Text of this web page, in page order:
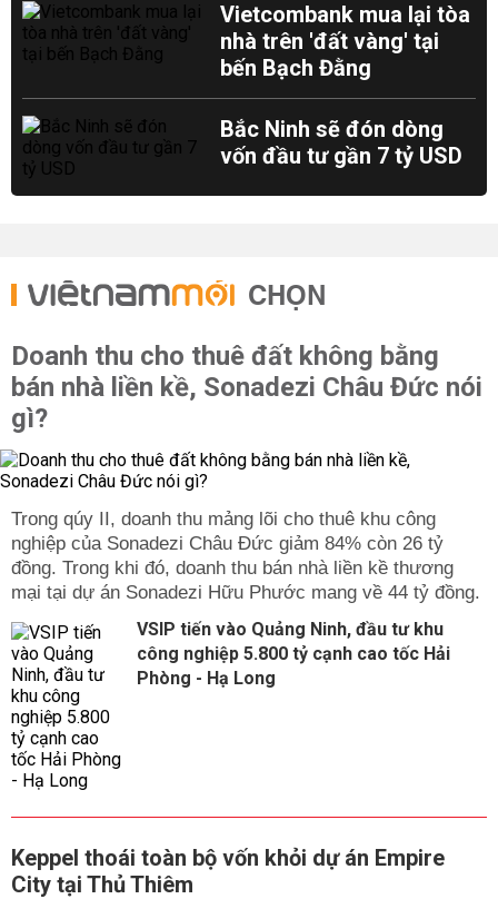
Vietcombank mua lại tòa
nhà trên 'đất vàng' tại
bến Bạch Đằng
Bắc Ninh sẽ đón dòng
vốn đầu tư gần 7 tỷ USD
CHỌN
Doanh thu cho thuê đất không bằng
bán nhà liền kề, Sonadezi Châu Đức nói
gì?
Trong qúy II, doanh thu mảng lõi cho thuê khu công
nghiệp của Sonadezi Châu Đức giảm 84% còn 26 tỷ
đồng. Trong khi đó, doanh thu bán nhà liền kề thương
mại tại dự án Sonadezi Hữu Phước mang về 44 tỷ đồng.
VSIP tiến vào Quảng Ninh, đầu tư khu
công nghiệp 5.800 tỷ cạnh cao tốc Hải
Phòng - Hạ Long
Keppel thoái toàn bộ vốn khỏi dự án Empire
City tại Thủ Thiêm